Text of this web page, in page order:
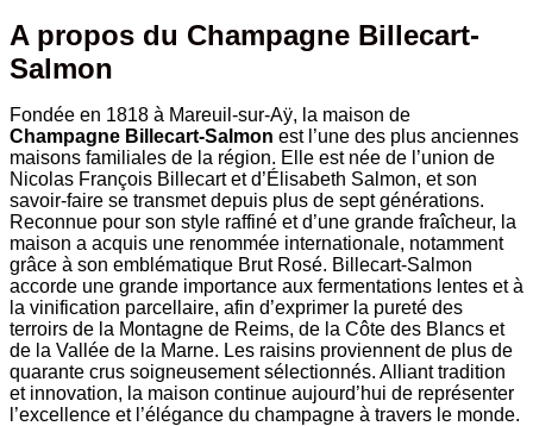
A propos du Champagne Billecart-
Salmon
Fondée en 1818 à Mareuil-sur-Aÿ, la maison de
Champagne Billecart-Salmon est l’une des plus anciennes
maisons familiales de la région. Elle est née de l’union de
Nicolas François Billecart et d’Élisabeth Salmon, et son
savoir-faire se transmet depuis plus de sept générations.
Reconnue pour son style raffiné et d’une grande fraîcheur, la
maison a acquis une renommée internationale, notamment
grâce à son emblématique Brut Rosé. Billecart-Salmon
accorde une grande importance aux fermentations lentes et à
la vinification parcellaire, afin d’exprimer la pureté des
terroirs de la Montagne de Reims, de la Côte des Blancs et
de la Vallée de la Marne. Les raisins proviennent de plus de
quarante crus soigneusement sélectionnés. Alliant tradition
et innovation, la maison continue aujourd’hui de représenter
l’excellence et l’élégance du champagne à travers le monde.